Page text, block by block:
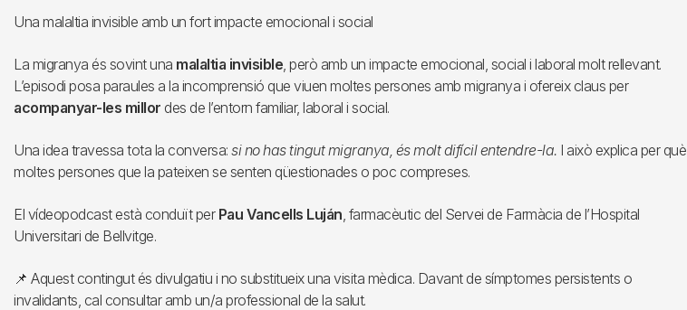
Una malaltia invisible amb un fort impacte emocional i social
La migranya és sovint una malaltia invisible, però amb un impacte emocional, social i laboral molt rellevant.
L’episodi posa paraules a la incomprensió que viuen moltes persones amb migranya i ofereix claus per
acompanyar-les millor des de l’entorn familiar, laboral i social.
Una idea travessa tota la conversa: si no has tingut migranya, és molt difícil entendre-la. I això explica per què
moltes persones que la pateixen se senten qüestionades o poc compreses.
El vídeopodcast està conduït per Pau Vancells Luján, farmacèutic del Servei de Farmàcia de l’Hospital
Universitari de Bellvitge.
📌 Aquest contingut és divulgatiu i no substitueix una visita mèdica. Davant de símptomes persistents o
invalidants, cal consultar amb un/a professional de la salut.